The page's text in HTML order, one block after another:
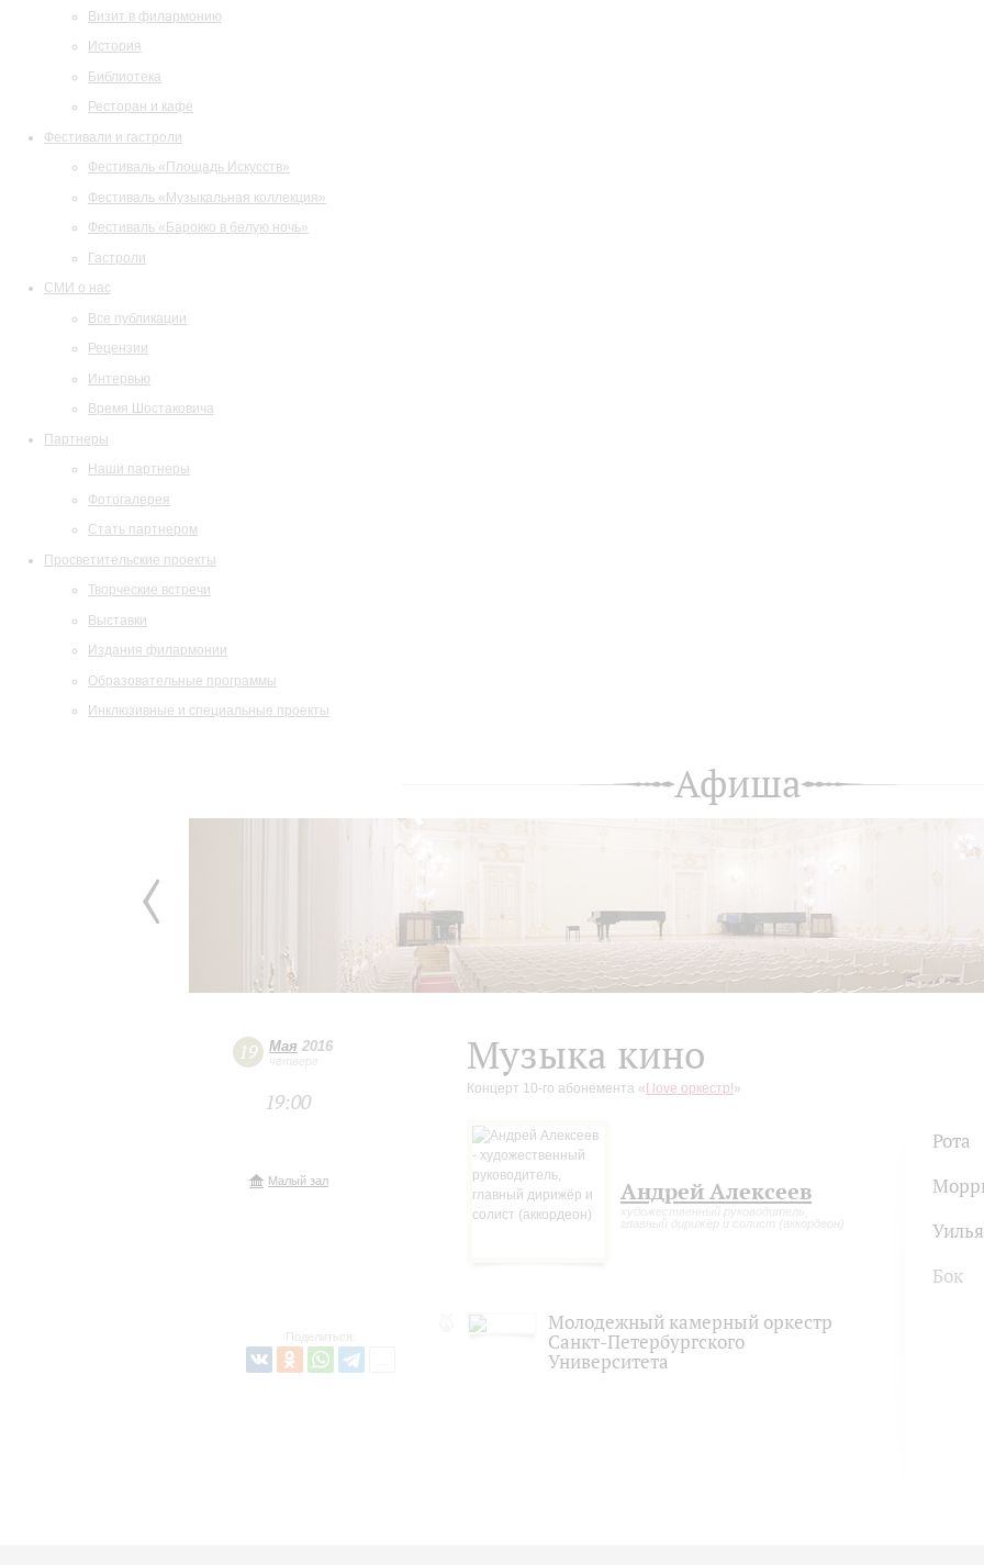
Визит в филармонию
История
Библиотека
Ресторан и кафе
Фестивали и гастроли
Фестиваль «Площадь Искусств»
Фестиваль «Музыкальная коллекция»
Фестиваль «Барокко в белую ночь»
Гастроли
СМИ о нас
Все публикации
Рецензии
Интервью
Время Шостаковича
Партнеры
Наши партнеры
Фотогалерея
Стать партнером
Просветительские проекты
Творческие встречи
Выставки
Издания филармонии
Образовательные программы
Инклюзивные и специальные проекты
Афиша
19 Мая 2016
четверг
19:00
Малый зал
Поделиться:
Музыка кино
Концерт 10-го абонемента « I love оркестр!»
Андрей Алексеев
художественный руководитель,
главный дирижёр и солист (аккордеон)
Молодежный камерный оркестр
Санкт-Петербургского
Университета
Рота
Бок